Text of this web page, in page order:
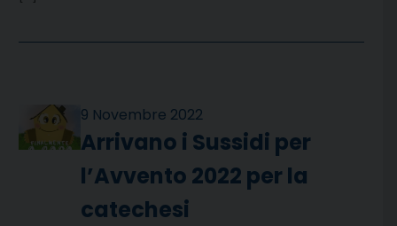
9 Novembre 2022
Arrivano i Sussidi per
l’Avvento 2022 per la
catechesi